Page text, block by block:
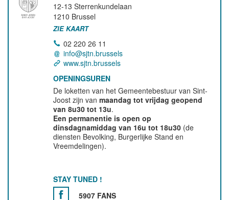
12-13 Sterrenkundelaan
1210 Brussel
ZIE KAART
02 220 26 11
info@sjtn.brussels
www.sjtn.brussels
OPENINGSUREN
De loketten van het Gemeentebestuur van Sint-
Joost zijn vanmaandag tot vrijdag geopend
van 8u30 tot 13u.
Een permanentie is open op
dinsdagnamiddag van 16u tot 18u30 (de
diensten Bevolking, Burgerlijke Stand en
Vreemdelingen).
STAY TUNED !
5907 FANS